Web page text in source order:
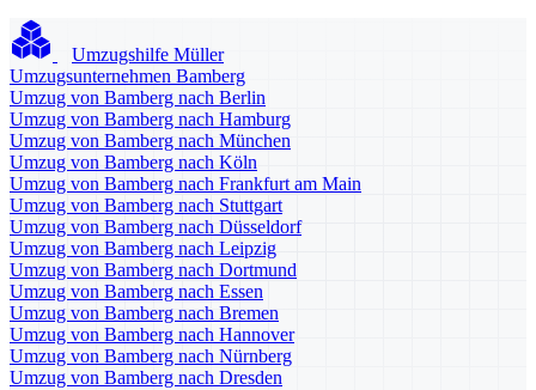
Umzugshilfe Müller
Umzugsunternehmen Bamberg
Umzug von Bamberg nach Berlin
Umzug von Bamberg nach Hamburg
Umzug von Bamberg nach München
Umzug von Bamberg nach Köln
Umzug von Bamberg nach Frankfurt am Main
Umzug von Bamberg nach Stuttgart
Umzug von Bamberg nach Düsseldorf
Umzug von Bamberg nach Leipzig
Umzug von Bamberg nach Dortmund
Umzug von Bamberg nach Essen
Umzug von Bamberg nach Bremen
Umzug von Bamberg nach Hannover
Umzug von Bamberg nach Nürnberg
Umzug von Bamberg nach Dresden